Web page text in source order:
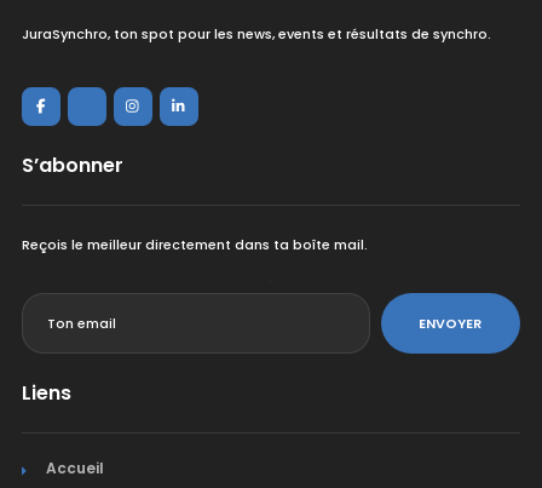
JuraSynchro, ton spot pour les news, events et résultats de synchro.
S’abonner
Reçois le meilleur directement dans ta boîte mail.
ENVOYER
Liens
Accueil